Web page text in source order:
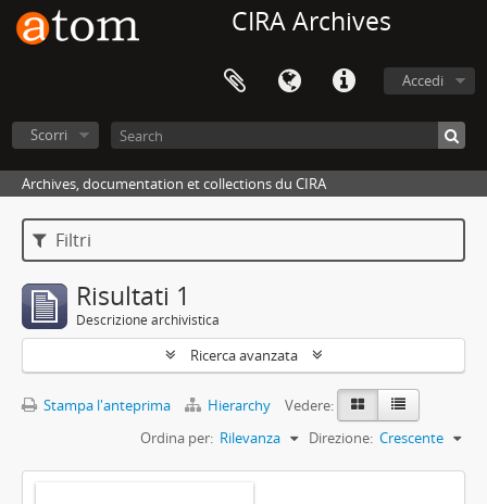
CIRA Archives
Accedi
Scorri
Archives, documentation et collections du CIRA
Filtri
Risultati 1
Descrizione archivistica
Ricerca avanzata
Stampa l'anteprima Hierarchy
Vedere:
Ordina per: Rilevanza Direzione: Crescente